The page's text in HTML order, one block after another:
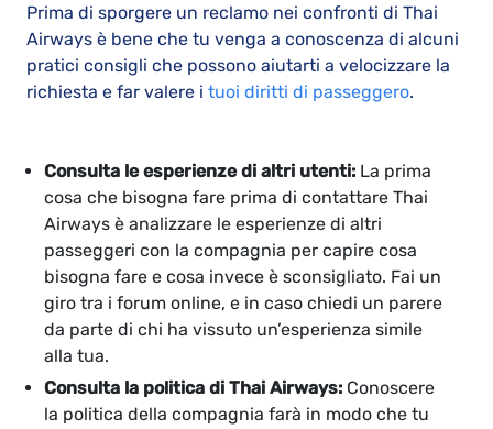
Prima di sporgere un reclamo nei confronti di Thai
Airways è bene che tu venga a conoscenza di alcuni
pratici consigli che possono aiutarti a velocizzare la
richiesta e far valere i tuoi diritti di passeggero.
Consulta le esperienze di altri utenti: La prima
cosa che bisogna fare prima di contattare Thai
Airways è analizzare le esperienze di altri
passeggeri con la compagnia per capire cosa
bisogna fare e cosa invece è sconsigliato. Fai un
giro tra i forum online, e in caso chiedi un parere
da parte di chi ha vissuto un’esperienza simile
alla tua.
Consulta la politica di Thai Airways: Conoscere
la politica della compagnia farà in modo che tu